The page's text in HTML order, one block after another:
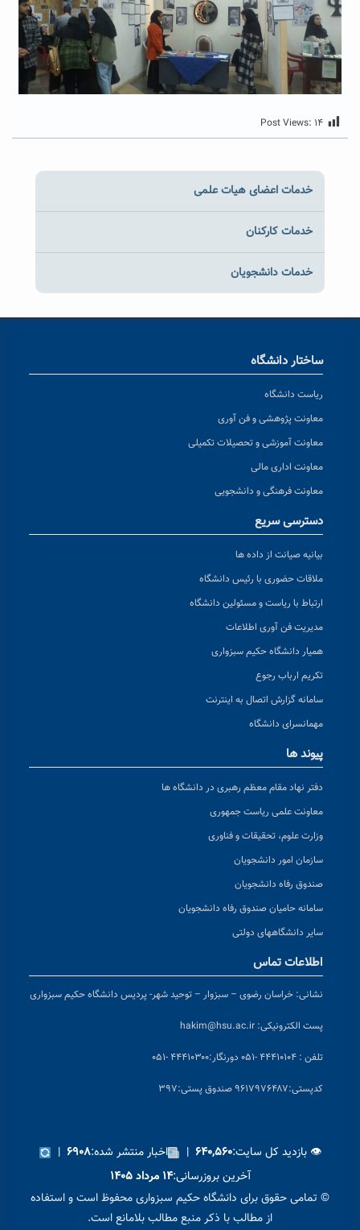
Post Views: ۱۴
خدمات اعضای هیات علمی
خدمات کارکنان
خدمات دانشجویان
ساختار دانشگاه
ریاست دانشگاه
معاونت پژوهشی و فن آوری
معاونت آموزشی و تحصیلات تکمیلی
معاونت اداری مالی
معاونت فرهنگی و دانشجویی
دسترسی سریع
بیانیه صیانت از داده ها
ملاقات حضوری با رئیس دانشگاه
ارتباط با ریاست و مسئولین دانشگاه
مدیریت فن آوری اطلاعات
همیار دانشگاه حکیم سبزواری
تکریم ارباب رجوع
سامانه گزارش اتصال به اینترنت
مهمانسرای دانشگاه
پیوند ها
دفتر نهاد مقام معظم رهبری در دانشگاه ها
معاونت علمی ریاست جمهوری
وزارت علوم، تحقیقات و فناوری
سازمان امور دانشجویان
صندوق رفاه دانشجویان
سامانه حامیان صندوق رفاه دانشجویان
سایر دانشگاههای دولتی
اطلاعات تماس
نشانی: خراسان رضوی – سبزوار – توحید شهر- پردیس دانشگاه حکیم سبزواری
پست الکترونیکی: hakim@hsu.ac.ir
تلفن : ۴۴۴۱۰۱۰۴ -۰۵۱ دورنگار:۴۴۴۱۰۳۰۰ -۰۵۱
کدپستی:۹۶۱۷۹۷۶۴۸۷ صندوق پستی:۳۹۷
👁 بازدید کل سایت:۶۴۰,۵۶۰ | اخبار منتشر شده:۶۹۰۸ |
آخرین بروزرسانی:۱۴ مرداد ۱۴۰۵
© تمامی حقوق برای دانشگاه حکیم سبزواری محفوظ است و استفاده
از مطالب با ذکر منبع مطالب بلامانع است.